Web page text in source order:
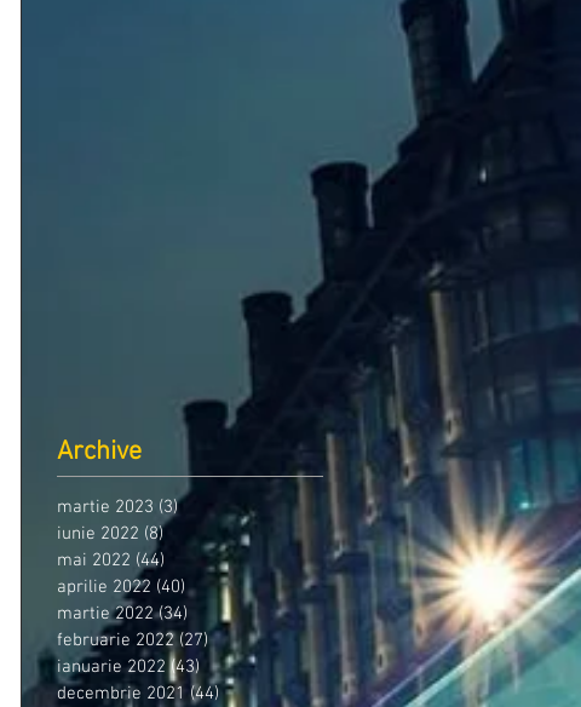
Archive
martie 2023 (3)3 postări
iunie 2022 (8)8 postări
mai 2022 (44) 44 postări
aprilie 2022 (40)40 postări
martie 2022 (34) 34 postări
februarie 2022 (27)27 postări
ianuarie 2022 (43) 43 postări
decembrie 2021 (44)44 postări